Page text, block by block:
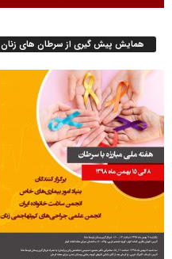
همایش پیش گیری از سرطان های زنان